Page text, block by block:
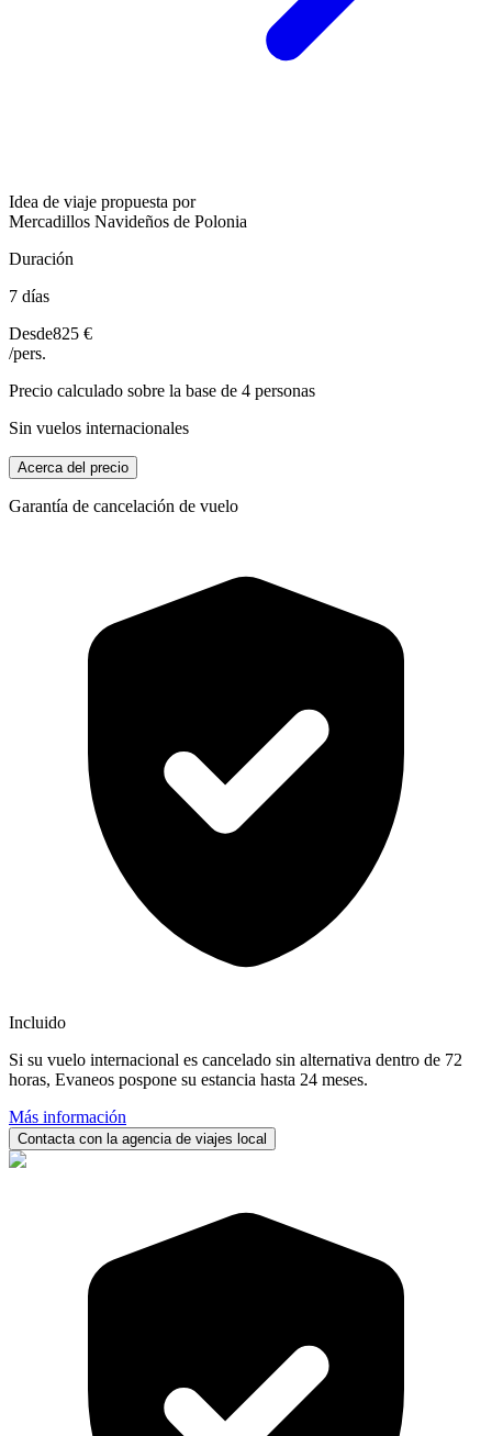
Idea de viaje propuesta por
Mercadillos Navideños de Polonia
Duración
7 días
Desde825 €
/pers.
Precio calculado sobre la base de 4 personas
Sin vuelos internacionales
Acerca del precio
Garantía de cancelación de vuelo
Incluido
Si su vuelo internacional es cancelado sin alternativa dentro de 72
horas, Evaneos pospone su estancia hasta 24 meses.
Más información
Contacta con la agencia de viajes local